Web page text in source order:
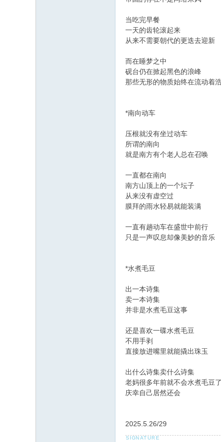
当吃完早餐
一天的齿轮滚起来
从来不需要朝代的更迭去迎新
而在睡梦之中
砚台仍在掀起黑色的浪峰
那些无形的物质始终在流动着
*南向动车
压根就没有坐过动车
所谓的南向
就是南方有个老人总在召唤
一直都在南向
南方山顶上的一个坛子
从来没有虚空过
膜拜的雨水轻易就能装满
一直有趟动车在盛世中前行
只是一声叹息却像美妙的音乐
*水煮毛豆
出一本诗集
卖一本诗集
并非是水煮毛豆这事
还是喜欢一碟水煮毛豆
不用手剥
直接放进嘴里就能撬出珠玉
出什么诗集卖什么诗集
老妈很多年前就不会水煮毛豆
庆幸自己居然还会
2025.5.26/29